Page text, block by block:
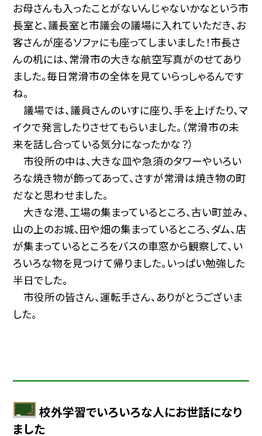
お母さんも入ったことがないんじゃないかなという市
長室と、議長室と市議会の議場に入れていただき、お
客さんが座るソファにも座ってしまいました！市長さ
んの机には、常滑市の大きな航空写真がのせてあり
ました。毎日常滑市の全体を見ていらっしゃるんです
ね。
議場では、議員さんのいすに座り、手を上げたり、マ
イクで発言したりさせてもらいました。（常滑市の未
来を話し合っている気分になったかな？）
市役所の中は、大きな皿や急須のタワーやいろい
ろな焼き物が飾ってあって、さすが常滑は焼き物の町
だなと思わせました。
大きな港、工場の集まっているところ、古い町並み、
山の上のお城、田や畑の集まっているところ、ダム、店
が集まっているところをバスの車窓から観察して、い
ろいろな物を見つけて帰りました。いっぱい勉強した
半日でした。
市役所の皆さん、運転手さん、ありがとうございま
した。
校外学習でいろいろな人にお世話になり
ました